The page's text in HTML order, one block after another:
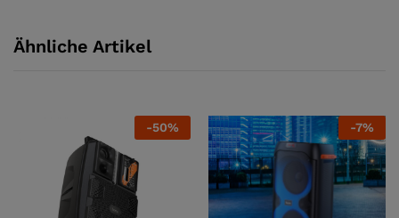
Ähnliche Artikel
-50% -7%